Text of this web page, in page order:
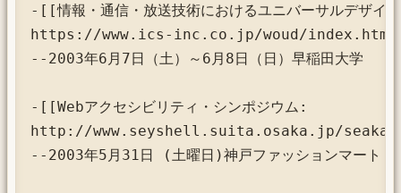
-[[情報・通信・放送技術におけるユニバーサルデザイ
https://www.ics-inc.co.jp/woud/
--2003年6月7日（土）～6月8日（日）早稲田大学
-[[Webアクセシビリティ・シンポジウム:
http://www.seyshell.suita.osaka.jp/
--2003年5月31日 (土曜日)神戸ファッションマート